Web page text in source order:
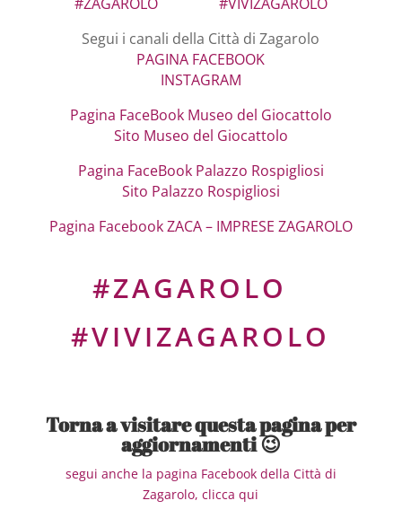
Segui i canali della Città di Zagarolo
PAGINA FACEBOOK
INSTAGRAM
Pagina FaceBook Museo del Giocattolo
Sito Museo del Giocattolo
Pagina FaceBook Palazzo Rospigliosi
Sito Palazzo Rospigliosi
Pagina Facebook ZACA – IMPRESE ZAGAROLO
#ZAGAROLO
#VIVIZAGAROLO
Torna a visitare questa pagina per
aggiornamenti 😉
segui anche la pagina Facebook della Città di
Zagarolo, clicca qui